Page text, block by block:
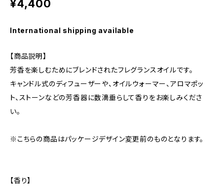
¥4,400
International shipping available
【商品説明】
芳香を楽しむためにブレンドされたフレグランスオイルです。
キャンドル式のディフューザーや、オイルウォーマー、アロマポッ
ト、ストーンなどの芳香器に数滴垂らして香りをお楽しみくださ
い。
※こちらの商品はパッケージデザイン変更前のものとなります。
【香り】